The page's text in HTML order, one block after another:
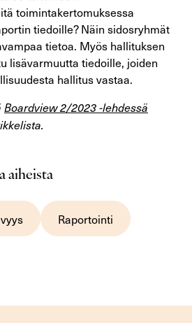
toimintakertomuksessa
tiedoille? Näin sidosryhmät
tietoa. Myös hallituksen
lisävarmuutta tiedoille, joiden
hallitus vastaa.
Boardview 2/2023 -lehdessä
aiheista
Raportointi